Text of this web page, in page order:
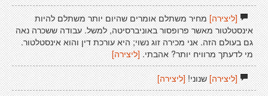
[ליצירה]מחיר משתלם אומרים שהיום יותר משתלם להיות
אינסטלטור מאשר פרופסור באוניברסיטה, למשל. עבודה ששכרה נאה
גם בעולם הזה. אני מכירה זוג נשוי; היא עורכת דין והוא אינסטלטור.
מי לדעתך מרוויח יותר? אהבתי. [ליצירה]
[ליצירה]שנוני! [ליצירה]